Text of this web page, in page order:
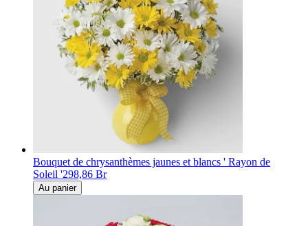
Bouquet de chrysanthèmes jaunes et blancs ' Rayon de
Soleil '298,86 Br
Au panier